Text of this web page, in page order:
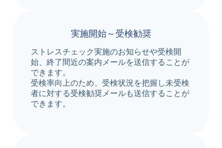
実施開始～受検勧奨
ストレスチェック実施のお知らせや受検開
始、終了間近の案内メールを送信することが
できます。
受検率向上のため、受検状況を把握し未受検
者に対する受検勧奨メールも送信することが
できます。